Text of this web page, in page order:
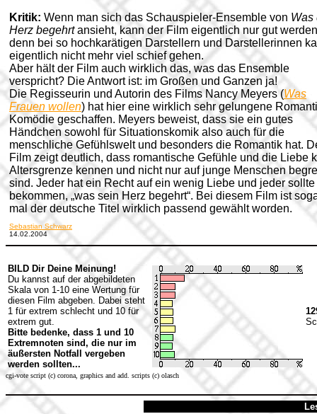
Kritik: Wenn man sich das Schauspieler-Ensemble von Was
Herz begehrtansieht, kann der Film eigentlich nur gut
denn bei so hochkarätigen Darstellern und Darstellerinnen
eigentlich nicht mehr viel schief gehen.
Aber hält der Film auch wirklich das, was das Ensemble
verspricht? Die Antwort ist: im Großen und Ganzen ja!
Die Regisseurin und Autorin des Films Nancy Meyers (Was
Frauen wollen) hat hier eine wirklich sehr gelungene
Komödie geschaffen. Meyers beweist, dass sie ein gutes
Händchen sowohl für Situationskomik also auch für die
menschliche Gefühlswelt und besonders die Romantik hat.
Film zeigt deutlich, dass romantische Gefühle und die Liebe
Altersgrenze kennen und nicht nur auf junge Menschen
sind. Jeder hat ein Recht auf ein wenig Liebe und jeder sollte
bekommen, „was sein Herz begehrt“. Bei diesem Film ist
mal der deutsche Titel wirklich passend gewählt worden.
Sebastian Schwarz
14.02.2004
BILD Dir Deine Meinung!
Du kannst auf der abgebildeten
Skala von 1-10 eine Wertung für
diesen Film abgeben. Dabei steht
1 für extrem schlecht und 10 für
extrem gut.
Bitte bedenke, dass 1 und 10
Extremnoten sind, die nur im
äußersten Notfall vergeben
werden sollten...
cgi-vote script (c) corona, graphics and add. scripts (c) olasch